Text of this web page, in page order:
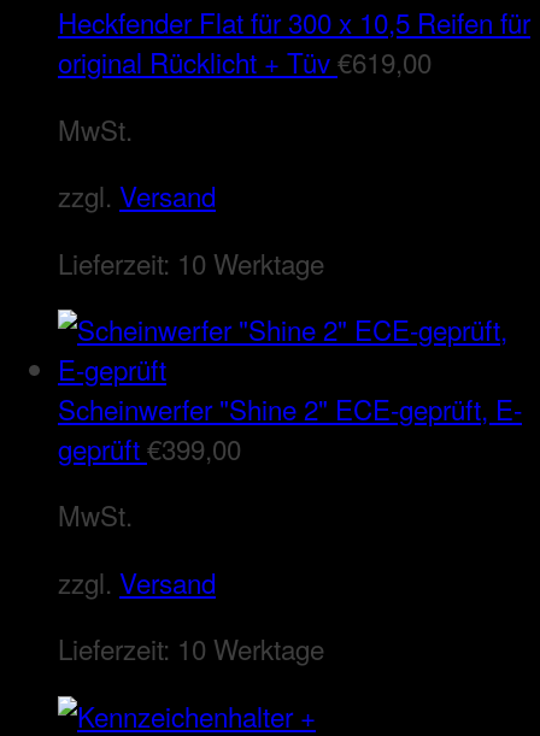
Heckfender Flat für 300 x 10,5 Reifen für
original Rücklicht + Tüv€619,00
MwSt.
zzgl. Versand
Lieferzeit: 10 Werktage
Scheinwerfer "Shine 2" ECE-geprüft, E-
geprüft€399,00
MwSt.
zzgl. Versand
Lieferzeit: 10 Werktage